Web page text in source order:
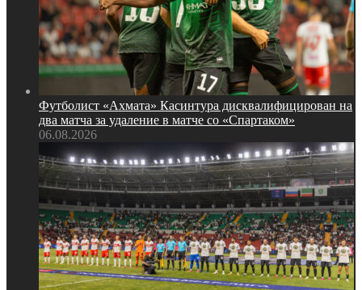
Футболист «Ахмата» Касинтура дисквалифицирован на
два матча за удаление в матче со «Спартаком»
06.08.2026